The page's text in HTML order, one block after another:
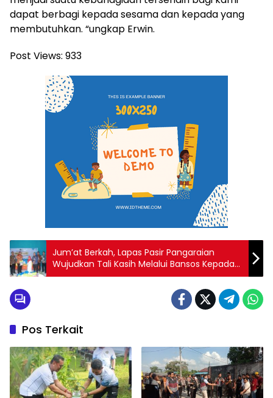
dapat berbagi kepada sesama dan kepada yang
membutuhkan. “ungkap Erwin.
Post Views: 933
Jum’at Berkah, Lapas Pasir Pangaraian
Wujudkan Tali Kasih Melalui Bansos Kepada
Panti Asuhan Budi Mulya
Pos Terkait